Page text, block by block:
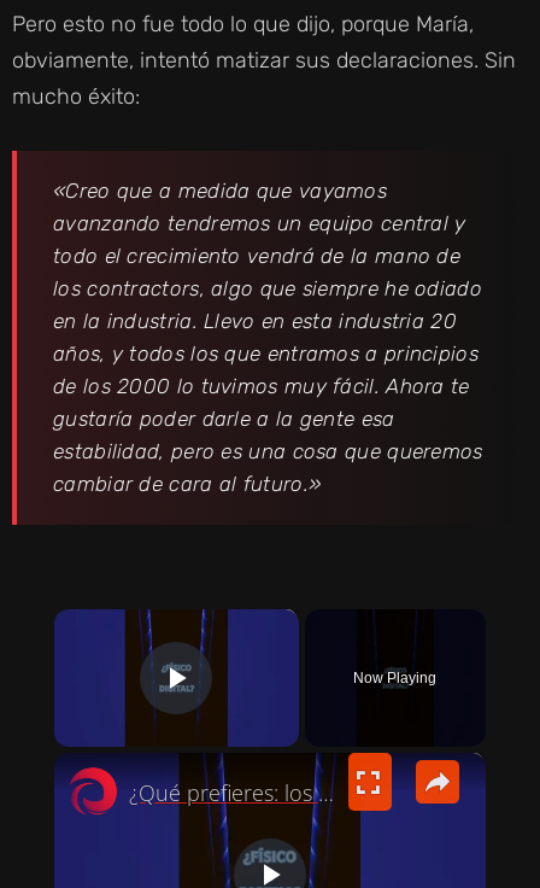
Pero esto no fue todo lo que dijo, porque María,
obviamente, intentó matizar sus declaraciones. Sin
mucho éxito:
«Creo que a medida que vayamos
avanzando tendremos un equipo central y
todo el crecimiento vendrá de la mano de
los contractors, algo que siempre he odiado
en la industria. Llevo en esta industria 20
años, y todos los que entramos a principios
de los 2000 lo tuvimos muy fácil. Ahora te
gustaría poder darle a la gente esa
estabilidad, pero es una cosa que queremos
cambiar de cara al futuro.»
×
PLAY VIDEO
Now Playing
×
¿Qué prefieres: los videojuegos en FÍSICO o DIGITAL?